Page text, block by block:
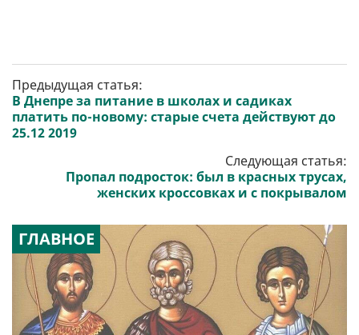
Предыдущая статья:
В Днепре за питание в школах и садиках
платить по-новому: старые счета действуют до
25.12 2019
Следующая статья:
Пропал подросток: был в красных трусах,
женских кроссовках и с покрывалом
ГЛАВНОЕ